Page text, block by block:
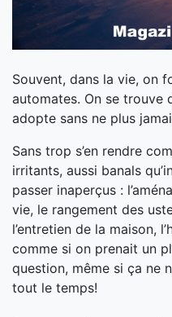
Souvent, dans la vie, on
automates. On se trouve
adopte sans ne plus
Sans trop s’en rendre
irritants, aussi banals
passer inaperçus :
vie, le rangement des
l’entretien de la maison,
comme si on prenait un
question, même si ça ne
tout le temps!